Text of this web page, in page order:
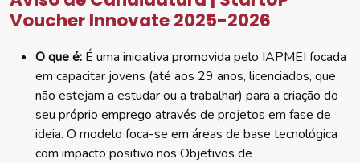
Voucher Innovate 2025-2026
O que é: É uma iniciativa promovida pelo IAPMEI focada
em capacitar jovens (até aos 29 anos, licenciados, que
não estejam a estudar ou a trabalhar) para a criação do
seu próprio emprego através de projetos em fase de
ideia. O modelo foca-se em áreas de base tecnológica
com impacto positivo nos Objetivos de